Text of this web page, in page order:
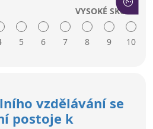
nedostatečně zastoupených
skupin se využívají vhodná
5 6 7 8 9
VYSOKÉ SKÓRE
10
zaměstnanosti a odbory o
u lidí s rozmanitými profily
vzdělávání se
postoje k